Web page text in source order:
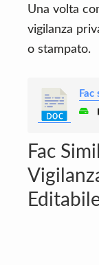
Una volta
vigilanza
o stampato.
Fac